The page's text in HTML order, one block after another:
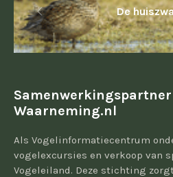
De
Samenwerkingspartner
Waarneming.nl
Als Vogelinformatiecentrum
vogelexcursies en verkoop van
Vogeleiland. Deze stichting